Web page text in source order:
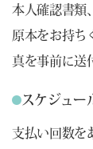
本人確認書類
原本をお持ち
真を事前に送
スケジュー
支払い回数を